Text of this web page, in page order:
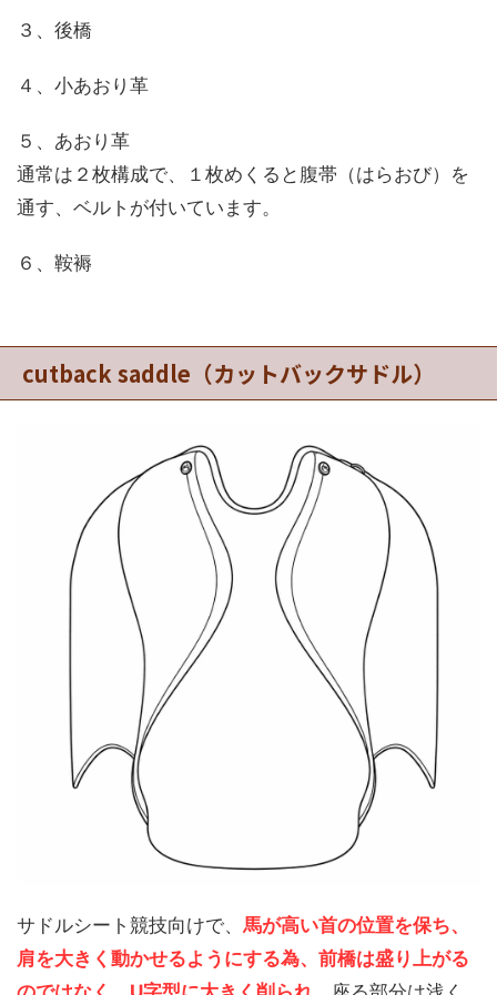
３、後橋
４、小あおり革
５、あおり革
通常は２枚構成で、１枚めくると腹帯（はらおび）を
通す、ベルトが付いています。
６、鞍褥
cutback saddle（カットバックサドル）
サドルシート競技向けで、 馬が高い首の位置を保ち、
肩を大きく動かせるようにする為、前橋は盛り上がる